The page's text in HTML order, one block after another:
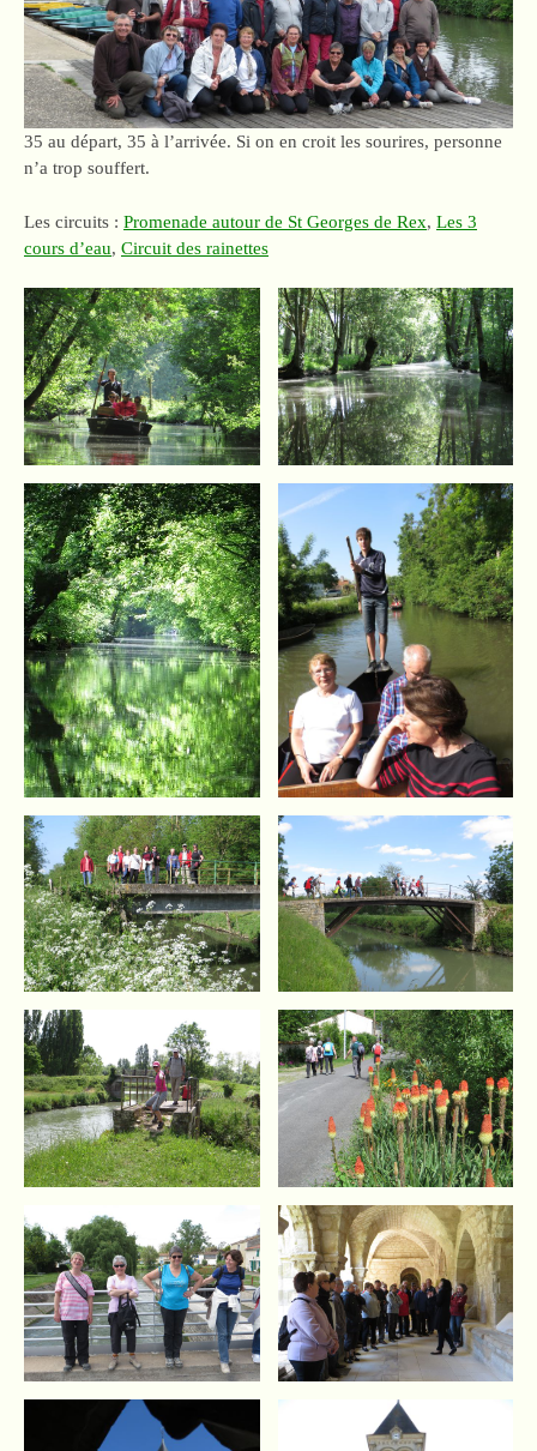
35 au départ, 35 à l’arrivée. Si on en croit les sourires, personne
n’a trop souffert.
Les circuits : Promenade autour de St Georges de Rex, Les 3
cours d’eau, Circuit des rainettes